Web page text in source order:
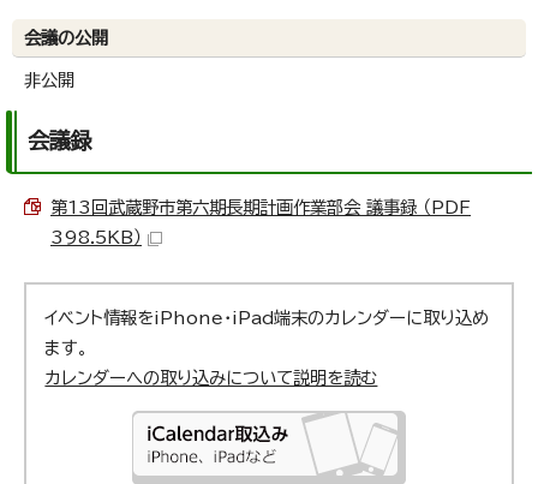
会議の公開
非公開
会議録
第13回武蔵野市第六期長期計画作業部会 議事録 （PDF
398.5KB）
イベント情報をiPhone・iPad端末のカレンダーに取り込め
ます。
カレンダーへの取り込みについて説明を読む